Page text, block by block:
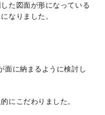
た図面が形になっている
なりました。
に納まるように検討し
にこだわりました。